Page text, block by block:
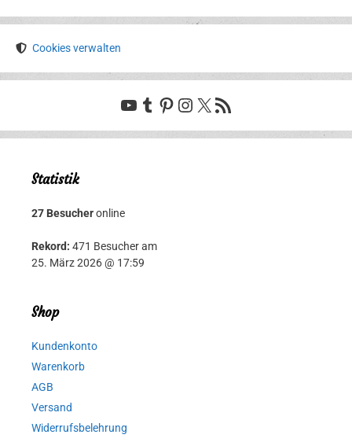
Cookies verwalten
YouTube
Tumblr
Pinterest
Instagram
X RSS-Feed
Statistik
27 Besucheronline
Rekord: 471 Besucher am
25. März 2026 @ 17:59
Shop
Kundenkonto
Warenkorb
AGB
Versand
Widerrufsbelehrung